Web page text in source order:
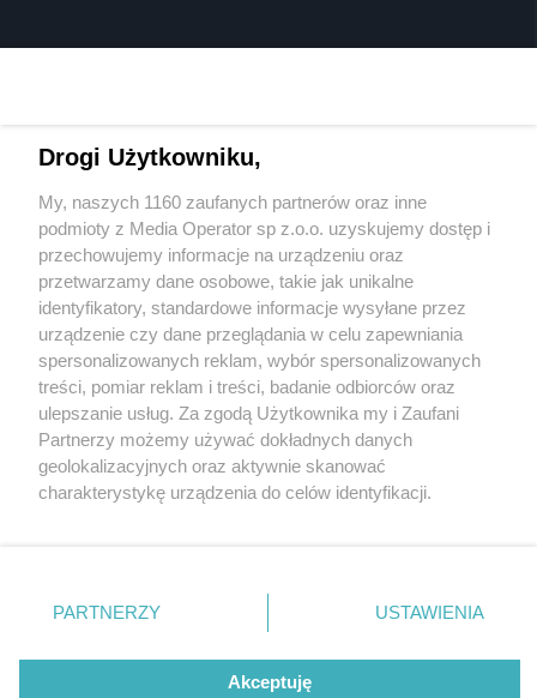
14 / 0
Wydawca mediów lokalnych
Nie zapomnij
zapoznać się z:
polityką prywatności regulamin korzystania z portali
Twojemiasto
Piekary Śląskie
Chorzów
Tarnowskie Góry
Gliwice
Skontakuj sięz nami
Kontakt
Wydawca
Redakcja
Drogi Użytkowniku,
My, naszych 1160 zaufanych partnerów oraz inne
podmioty z Media Operator sp z.o.o. uzyskujemy dostęp i
przechowujemy informacje na urządzeniu oraz
przetwarzamy dane osobowe, takie jak unikalne
identyfikatory, standardowe informacje wysyłane przez
urządzenie czy dane przeglądania w celu zapewniania
spersonalizowanych reklam, wybór spersonalizowanych
treści, pomiar reklam i treści, badanie odbiorców oraz
ulepszanie usług. Za zgodą Użytkownika my i Zaufani
Partnerzy możemy używać dokładnych danych
geolokalizacyjnych oraz aktywnie skanować
charakterystykę urządzenia do celów identyfikacji.
zmienić/wycofać klikając przycisk ustawień prywatności
znajdujący się w lewym dolnym rogu strony
rodzaje przetwarzania danych nie wymagają zgody
użytkownika, ale masz prawo sprzeciwić się takiemu
PARTNERZY USTAWIENIA
Akceptuję